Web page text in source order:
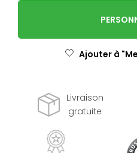
Ajouter à
Livraison
gratuite